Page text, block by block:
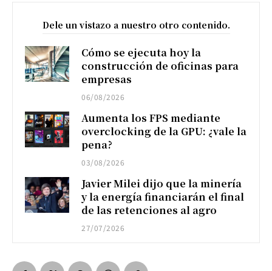
Dele un vistazo a nuestro otro contenido.
Cómo se ejecuta hoy la
construcción de oficinas para
empresas
06/08/2026
Aumenta los FPS mediante
overclocking de la GPU: ¿vale la
pena?
03/08/2026
Javier Milei dijo que la minería
y la energía financiarán el final
de las retenciones al agro
27/07/2026